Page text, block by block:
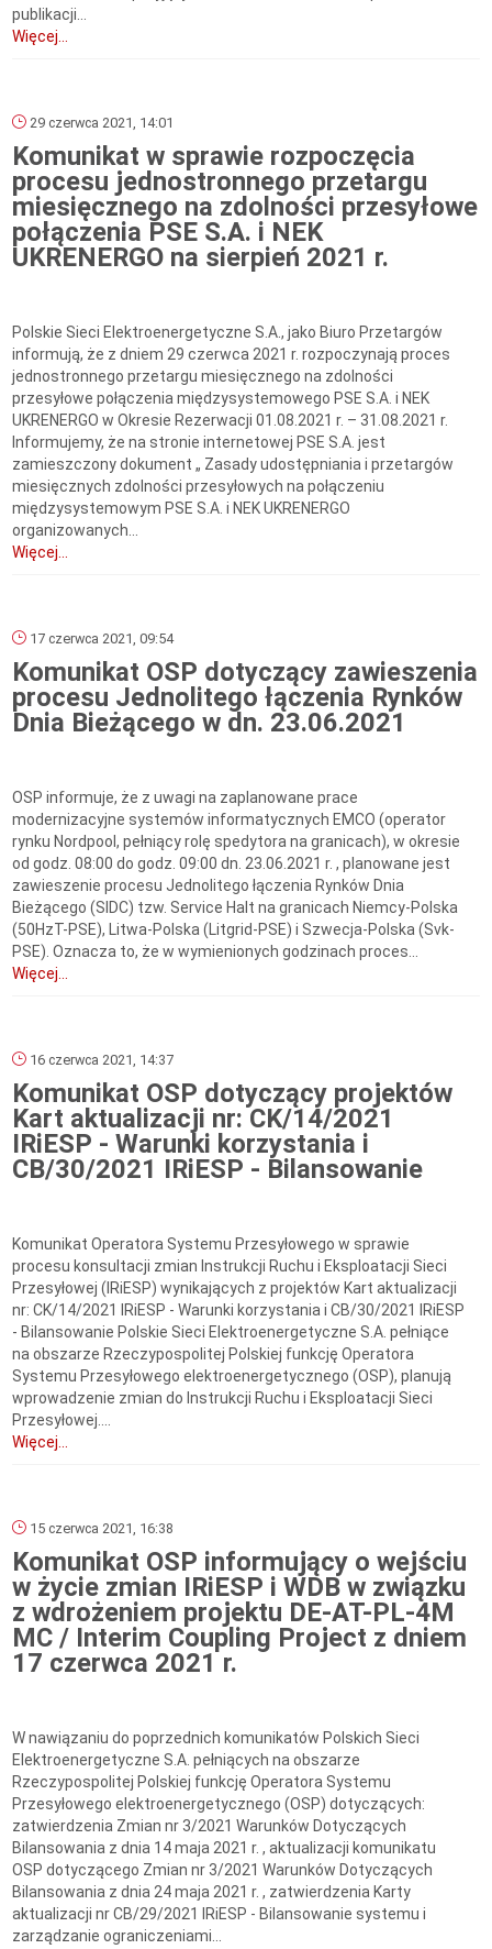
publikacji...
Więcej...
29 czerwca 2021, 14:01
Komunikat w sprawie rozpoczęcia
procesu jednostronnego przetargu
miesięcznego na zdolności przesyłowe
połączenia PSE S.A. i NEK
UKRENERGO na sierpień 2021 r.
Polskie Sieci Elektroenergetyczne S.A., jako Biuro Przetargów
informują, że z dniem 29 czerwca 2021 r. rozpoczynają proces
jednostronnego przetargu miesięcznego na zdolności
przesyłowe połączenia międzysystemowego PSE S.A. i NEK
UKRENERGO w Okresie Rezerwacji 01.08.2021 r. – 31.08.2021 r.
Informujemy, że na stronie internetowej PSE S.A. jest
zamieszczony dokument „ Zasady udostępniania i przetargów
miesięcznych zdolności przesyłowych na połączeniu
międzysystemowym PSE S.A. i NEK UKRENERGO
organizowanych...
Więcej...
17 czerwca 2021, 09:54
Komunikat OSP dotyczący zawieszenia
procesu Jednolitego łączenia Rynków
Dnia Bieżącego w dn. 23.06.2021
OSP informuje, że z uwagi na zaplanowane prace
modernizacyjne systemów informatycznych EMCO (operator
rynku Nordpool, pełniący rolę spedytora na granicach), w okresie
od godz. 08:00 do godz. 09:00 dn. 23.06.2021 r. , planowane jest
zawieszenie procesu Jednolitego łączenia Rynków Dnia
Bieżącego (SIDC) tzw. Service Halt na granicach Niemcy-Polska
(50HzT-PSE), Litwa-Polska (Litgrid-PSE) i Szwecja-Polska (Svk-
PSE). Oznacza to, że w wymienionych godzinach proces...
Więcej...
16 czerwca 2021, 14:37
Komunikat OSP dotyczący projektów
Kart aktualizacji nr: CK/14/2021
IRiESP - Warunki korzystania i
CB/30/2021 IRiESP - Bilansowanie
Komunikat Operatora Systemu Przesyłowego w sprawie
procesu konsultacji zmian Instrukcji Ruchu i Eksploatacji Sieci
Przesyłowej (IRiESP) wynikających z projektów Kart aktualizacji
nr: CK/14/2021 IRiESP - Warunki korzystania i CB/30/2021 IRiESP
- Bilansowanie Polskie Sieci Elektroenergetyczne S.A. pełniące
na obszarze Rzeczypospolitej Polskiej funkcję Operatora
Systemu Przesyłowego elektroenergetycznego (OSP), planują
wprowadzenie zmian do Instrukcji Ruchu i Eksploatacji Sieci
Przesyłowej....
Więcej...
15 czerwca 2021, 16:38
Komunikat OSP informujący o wejściu
w życie zmian IRiESP i WDB w związku
z wdrożeniem projektu DE-AT-PL-4M
MC / Interim Coupling Project z dniem
17 czerwca 2021 r.
W nawiązaniu do poprzednich komunikatów Polskich Sieci
Elektroenergetyczne S.A. pełniących na obszarze
Rzeczypospolitej Polskiej funkcję Operatora Systemu
Przesyłowego elektroenergetycznego (OSP) dotyczących:
zatwierdzenia Zmian nr 3/2021 Warunków Dotyczących
Bilansowania z dnia 14 maja 2021 r. , aktualizacji komunikatu
OSP dotyczącego Zmian nr 3/2021 Warunków Dotyczących
Bilansowania z dnia 24 maja 2021 r. , zatwierdzenia Karty
aktualizacji nr CB/29/2021 IRiESP - Bilansowanie systemu i
zarządzanie ograniczeniami...